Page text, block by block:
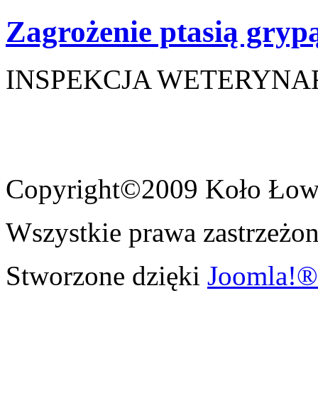
Zagrożenie ptasią
INSPEKCJA
Copyright©2009 Koło
Wszystkie prawa
Stworzone dzięki Joomla!®